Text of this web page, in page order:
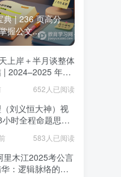
典 | 236 页高分
握公文...
上岸＋半月谈整体
| 2024–2025 年申
梳理白鹭半月谈
集：60天上岸＋
题＋解题总结
652人已阅读
刘义恒大神）视
时全程命题思维
583人已阅读
里木江2025考公言
：逻辑脉络的轻